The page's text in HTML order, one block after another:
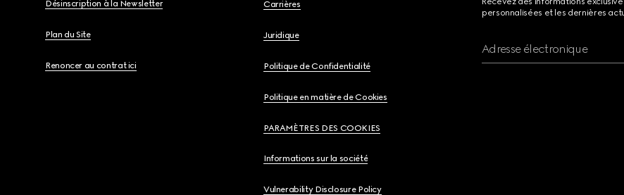
Désinscription à la Newsletter
Plan du Site
Renoncer au contrat ici
Carrières
Juridique
Politique de Confidentialité
Politique en matière de Cookies
PARAMÈTRES DES COOKIES
Informations sur la société
Vulnerability Disclosure Policy
personnalisées et les dernières
Adresse électronique